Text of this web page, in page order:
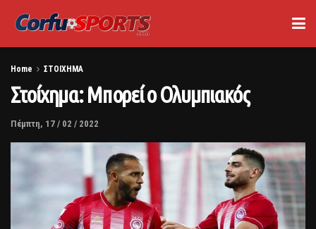
Home ΣΤΟΙΧΗΜΑ
Στοίχημα: Μπορεί ο Ολυμπιακός
Πέμπτη, 17 / 02 / 2022